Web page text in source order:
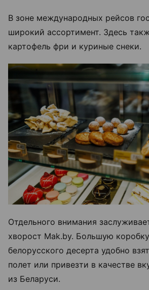
В зоне международных рейсов
широкий ассортимент. Здесь
картофель фри и куриные снеки.
Отдельного внимания
хворост Mak.by. Большую
белорусского десерта удобно
полет или привезти в качестве
из Беларуси.